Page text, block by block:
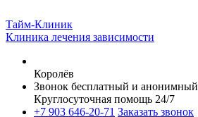
Тайм-Клиник
Клиника лечения зависимости
Королёв
Звонок бесплатный и анонимный
Круглосуточная помощь 24/7
+7 903 646-20-71 Заказать звонок